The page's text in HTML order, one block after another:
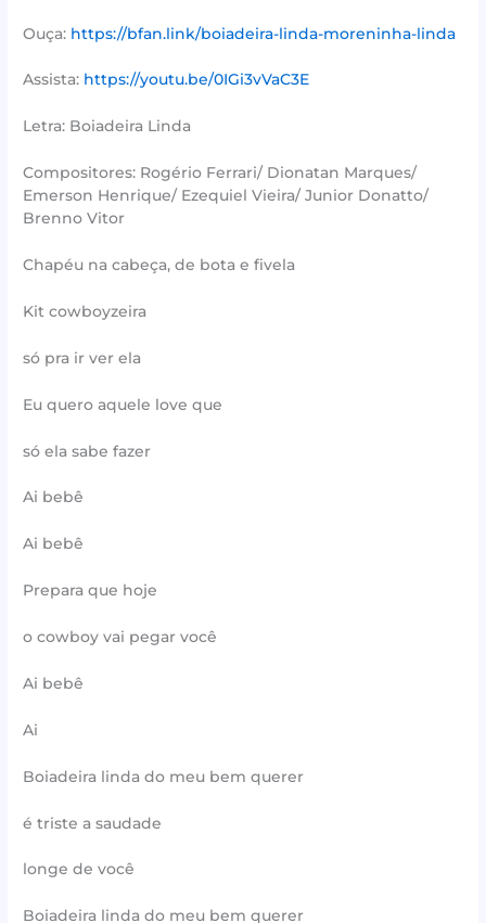
Ouça: https://bfan.link/boiadeira-linda-moreninha-linda
Assista: https://youtu.be/0IGi3vVaC3E
Letra: Boiadeira Linda
Compositores: Rogério Ferrari/ Dionatan Marques/
Emerson Henrique/ Ezequiel Vieira/ Junior Donatto/
Brenno Vitor
Chapéu na cabeça, de bota e fivela
Kit cowboyzeira
só pra ir ver ela
Eu quero aquele love que
só ela sabe fazer
Ai bebê
Ai bebê
Prepara que hoje
o cowboy vai pegar você
Ai bebê
Ai
Boiadeira linda do meu bem querer
é triste a saudade
longe de você
Boiadeira linda do meu bem querer